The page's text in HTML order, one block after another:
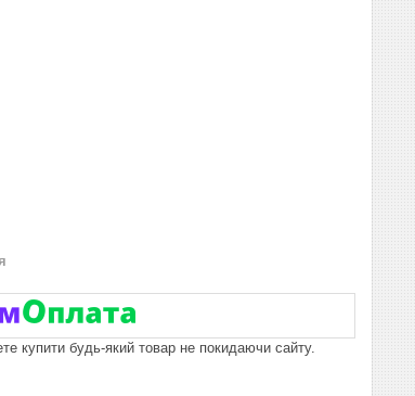
купити будь-який товар не покидаючи сайту.